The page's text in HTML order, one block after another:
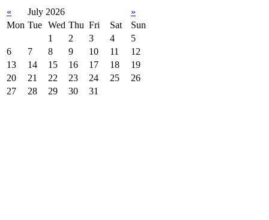
« July 2026
»
Mon Tue Wed Thu Fri Sat
Sun
1
2 3 4
5
6
7 8 9 10 11
12
13
14 15 16 17 18
19
20
21 22 23 24 25
26
27
28 29 30 31